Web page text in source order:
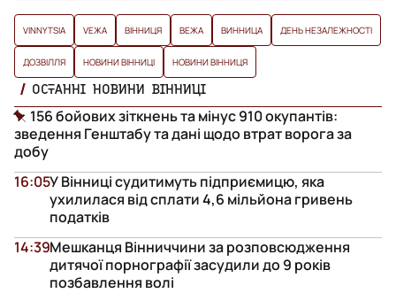
VINNYTSIA VЕЖА ВІННИЦЯ ВЕЖА ВИННИЦА ДЕНЬ НЕЗАЛЕЖНОСТІ
ДОЗВІЛЛЯ НОВИНИ ВІННИЦІ НОВИНИ ВІННИЦЯ
ОСТАННІ НОВИНИ ВІННИЦІ
156 бойових зіткнень та мінус 910 окупантів:
зведення Генштабу та дані щодо втрат ворога за
добу
У Вінниці судитимуть підприємицю, яка
ухилилася від сплати 4,6 мільйона гривень
податків
16:05
Мешканця Вінниччини за розповсюдження
дитячої порнографії засудили до 9 років
позбавлення волі
14:39